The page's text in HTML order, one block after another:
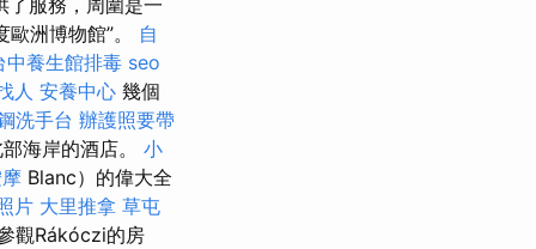
洲博物館”。 自
中養生館排毒 seo
人 安養中心 幾個
洗手台 辦護照要帶
海岸的酒店。 小
Blanc）的偉大全
片 大里推拿 草屯
觀Rákóczi的房